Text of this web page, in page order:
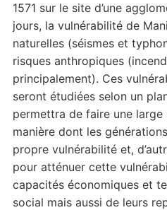
1571 sur le site d’une
jours, la vulnérabilité de
naturelles (séismes et
risques anthropiques
principalement). Ces
seront étudiées selon un
permettra de faire une large
manière dont les
propre vulnérabilité et,
pour atténuer cette
capacités économiques et
social mais aussi de leurs